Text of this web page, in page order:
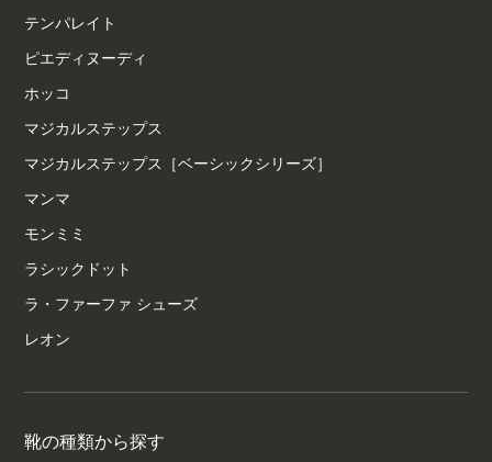
テンパレイト
ピエディヌーディ
ホッコ
マジカルステップス
マジカルステップス［ベーシックシリーズ］
マンマ
モンミミ
ラシックドット
ラ・ファーファ シューズ
レオン
靴の種類から探す